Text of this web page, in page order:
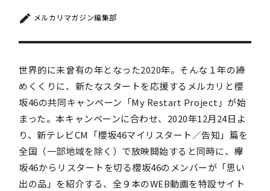
メルカリマガジン編集部
世界的に未曾有の年となった2020年。そんな１年の締
めくくりに、新たなスタートを応援するメルカリと櫻
坂46の共同キャンペーン「My Restart Project」が始
まった。本キャンペーンに合わせ、2020年12月24日よ
り、新テレビCM「櫻坂46マイリスタート／告知」篇を
全国（一部地域を除く）で放映開始すると同時に、欅
坂46からリスタートを切る櫻坂46のメンバーが「思い
出の品」を紹介する、全９本のWEB動画を特設サイト